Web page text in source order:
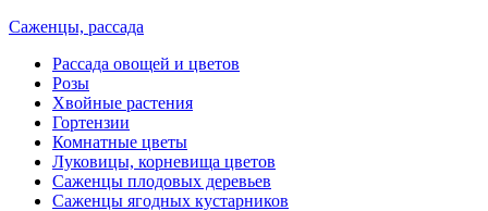
Саженцы, рассада
Рассада овощей и цветов
Розы
Хвойные растения
Гортензии
Комнатные цветы
Луковицы, корневища цветов
Саженцы плодовых деревьев
Саженцы ягодных кустарников